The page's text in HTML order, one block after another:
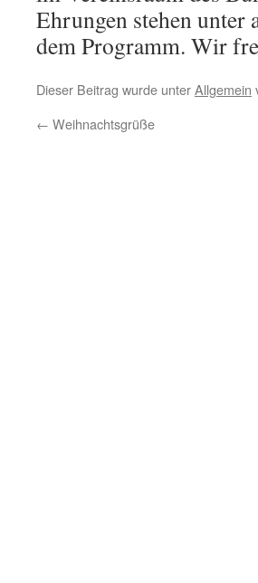
Ehrungen stehen unter
dem Programm. Wir
Dieser Beitrag wurde unterAllgemein
← Weihnachtsgrüße